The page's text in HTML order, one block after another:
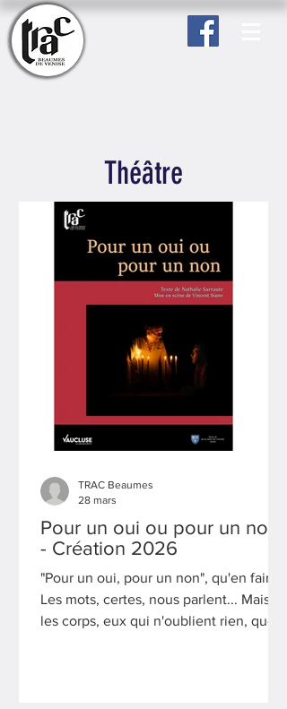
Théâtre
Pour un oui ou pour un non
- Création 2026
"Pour un oui, pour un non", qu'en faire ?
Les mots, certes, nous parlent... Mais
les corps, eux qui n'oublient rien, que
TRAC Beaumes
28 mars